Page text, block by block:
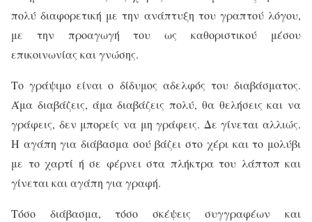
πολύ διαφορετική με την ανάπτυξη του γραπτού λόγου,
με την προαγωγή του ως καθοριστικού μέσου
επικοινωνίας και γνώσης.
Το γράψιμο είναι ο δίδυμος αδελφός του διαβάσματος.
Άμα διαβάζεις, άμα διαβάζεις πολύ, θα θελήσεις και να
γράφεις, δεν μπορείς να μη γράφεις. Δε γίνεται αλλιώς.
Η αγάπη για διάβασμα σού βάζει στο χέρι και το μολύβι
με το χαρτί ή σε φέρνει στα πλήκτρα του λάπτοπ και
γίνεται και αγάπη για γραφή.
Τόσο διάβασμα, τόσο σκέψεις συγγραφέων και